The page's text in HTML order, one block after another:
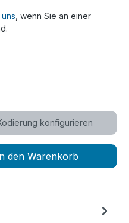
, wenn Sie an einer
bedruckt
konfigurieren
gewünschten
den Warenkorb